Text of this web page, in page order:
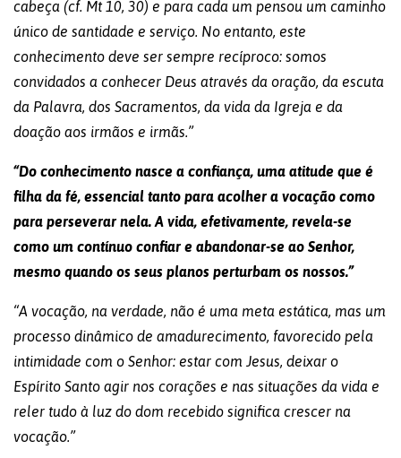
cabeça (cf. Mt 10, 30) e para cada um pensou um caminho
único de santidade e serviço. No entanto, este
conhecimento deve ser sempre recíproco: somos
convidados a conhecer Deus através da oração, da escuta
da Palavra, dos Sacramentos, da vida da Igreja e da
doação aos irmãos e irmãs.”
“Do conhecimento nasce a confiança, uma atitude que é
filha da fé, essencial tanto para acolher a vocação como
para perseverar nela. A vida, efetivamente, revela-se
como um contínuo confiar e abandonar-se ao Senhor,
mesmo quando os seus planos perturbam os nossos.”
“A vocação, na verdade, não é uma meta estática, mas um
processo dinâmico de amadurecimento, favorecido pela
intimidade com o Senhor: estar com Jesus, deixar o
Espírito Santo agir nos corações e nas situações da vida e
reler tudo à luz do dom recebido significa crescer na
vocação.”